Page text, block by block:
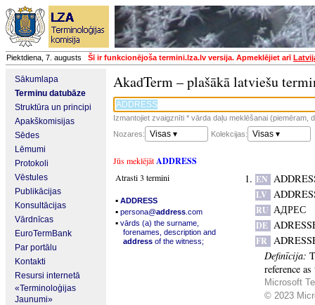
Piektdiena, 7. augusts Šī ir funkcionējoša termini.lza.lv versija. Apmeklējiet arī
Sākumlapa
Terminu datubāze
Struktūra un principi
Apakškomisijas
Sēdes
Lēmumi
Protokoli
Vēstules
Publikācijas
Konsultācijas
Vārdnīcas
EuroTermBank
Par portālu
Kontakti
Resursi internetā
«Terminoloģijas
Jaunumi»
AkadTerm – plašākā latviešu
Izmantojiet zvaigznīti * vārda daļu meklēšanai (piemēram,
Nozares:
Visas ▾ Kolekcijas: Visas ▾
Jūs meklējātADDRESS
Atrasti 3 termini
▪ ADDRESS
▪ persona@address .com
▪ vārds (a) the surname,
forenames, description and
address of the witness;
EN
LV
RU АДРЕС
DE
FR
Definīcija:
reference
Microsoft
© 2023